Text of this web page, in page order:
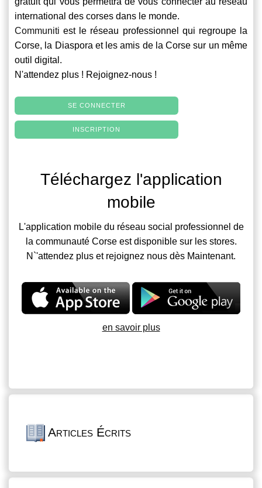
international des corses dans le monde.
Communiti est le réseau professionnel qui regroupe la
Corse, la Diaspora et les amis de la Corse sur un même
outil digital.
N'attendez plus ! Rejoignez-nous !
SE CONNECTER
INSCRIPTION
Téléchargez l'application
mobile
L'application mobile du réseau social professionnel de
la communauté Corse est disponible sur les stores.
N`'attendez plus et rejoignez nous dès Maintenant.
en savoir plus
Articles Écrits